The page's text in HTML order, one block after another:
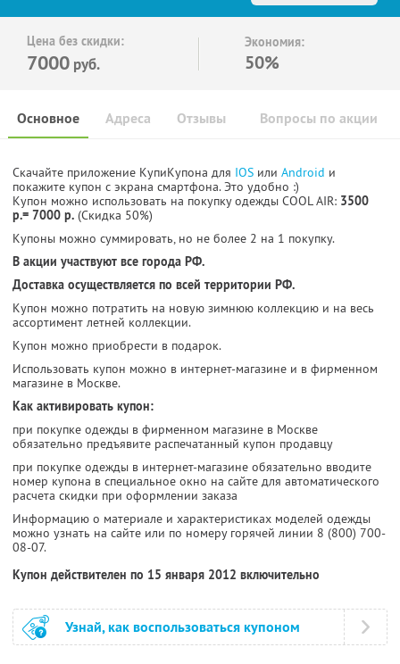
Цена без скидки:
7000 руб.
Экономия:
50%
Основное Отзывы Вопросы по акции
Адреса
Скачайте приложение КупиКупона для IOS или Android и
покажите купон с экрана смартфона. Это удобно :)
Купон можно использовать на покупку одежды COOL AIR: 3500
р.= 7000 р. (Cкидка 50%)
Купоны можно суммировать, но не более 2 на 1 покупку.
В акции участвуют все города РФ.
Доставка осуществляется по всей территории РФ.
Купон можно потратить на новую зимнюю коллекцию и на весь
ассортимент летней коллекции.
Купон можно приобрести в подарок.
Использовать купон можно в интернет-магазине и в фирменном
магазине в Москве.
Как активировать купон:
при покупке одежды в фирменном магазине в Москве
обязательно предъявите распечатанный купон продавцу
при покупке одежды в интернет-магазине обязательно вводите
номер купона в специальное окно на сайте для автоматического
расчета скидки при оформлении заказа
Информацию о материале и характеристиках моделей одежды
можно узнать на сайте или по номеру горячей линии 8 (800) 700-
08-07.
Купон действителен по 15 января 2012 включительно
Узнай, как воспользоваться купоном